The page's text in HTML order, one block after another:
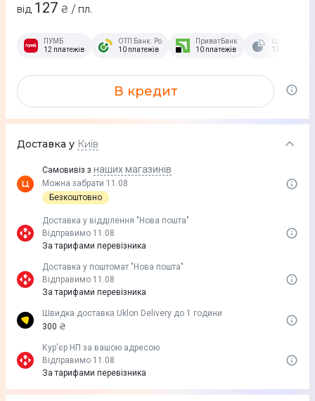
від 127 ₴ / пл.
ПУМБ
12 платежів
ОТП Банк. Розстрочка Скибочка.
10 платежів
ПриватБанк
10 платежів
15 платежів
В кредит
Доставка у Київ
Самовивіз з наших магазинів
Можна забрати 11.08
Безкоштовно
Доставка у вiддiлення "Нова пошта"
Відправимо 11.08
За тарифами перевізника
Доставка у поштомат "Нова пошта"
Відправимо 11.08
За тарифами перевізника
Швидка доставка Uklon Delivery до 1 години
300 ₴
Кур'єр НП за вашою адресою
Відправимо 11.08
За тарифами перевізника